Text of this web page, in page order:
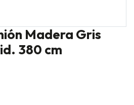
Madera Gris
380 cm